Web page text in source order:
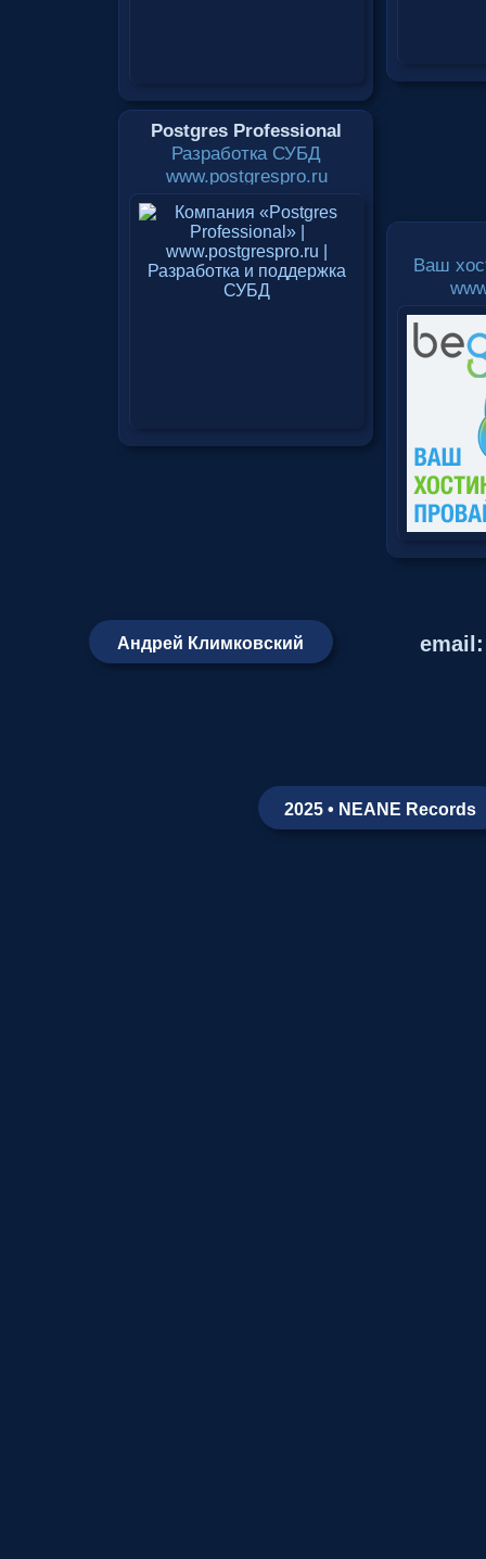
Postgres Professional
Разработка СУБД
www.postgrespro.ru
Ваш
Андрей Климковский
2025 • NEANE Records